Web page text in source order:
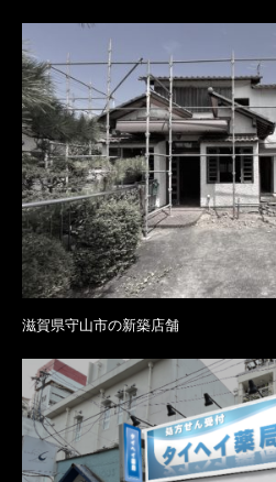
滋賀県守山市の新築店舗